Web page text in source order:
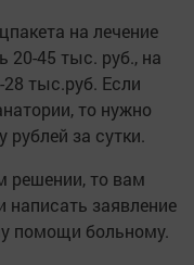
на ле­чение
20-45 тыс. руб., на
тыс.руб. Если
то нужно
за сутки.
решении, то вам
написать заявление
по­мощи больному.